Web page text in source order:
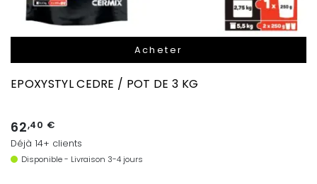
Acheter
EPOXYSTYL CEDRE / POT DE 3 KG
62,40 €
Déjà 14+ clients
Disponible - Livraison 3-4 jours